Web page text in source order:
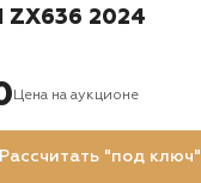
ZX636 2024
Цена на аукционе
Рассчитать "под ключ"